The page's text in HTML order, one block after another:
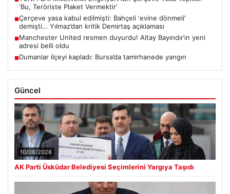
‘Bu, Teröriste Plaket Vermektir’
■Çerçeve yasa kabul edilmişti: Bahçeli ‘evine dönmeli’
demişti… Yılmaz’dan kritik Demirtaş açıklaması
■Manchester United resmen duyurdu! Altay Bayındır’ın yeni
adresi belli oldu
■Dumanlar ilçeyi kapladı: Bursa’da tamirhanede yangın
Güncel
10/08/2026
AK Parti Üsküdar Belediyesi Seçimlerini Yargıya Taşıdı